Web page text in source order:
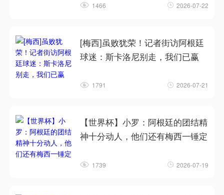
1466 2026-07-22
[梅西]虽败犹荣！记者街访阿根廷
球迷：斯卡洛尼别走，我们已赢
1791 2026-07-21
【世界杯】小罗：阿根廷的团结精
神十分动人，他们还有梅西一锤定
1739 2026-07-19